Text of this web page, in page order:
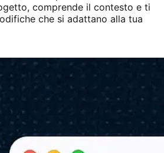
comprende il contesto e ti
che si adattano alla tua